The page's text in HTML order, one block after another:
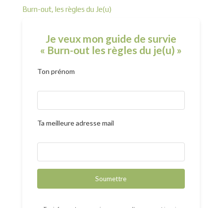
Burn-out, les règles du Je(u)
Je veux mon guide de survie
« Burn-out les règles du je(u) »
Ton prénom
Ta meilleure adresse mail
Soumettre